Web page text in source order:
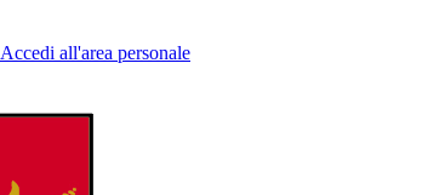
Accedi all'area personale